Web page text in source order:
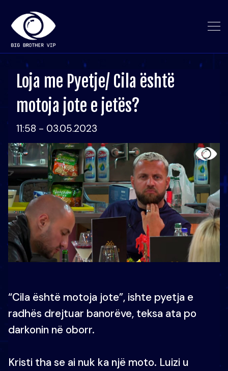
Loja me Pyetje/ Cila është
motoja jote e jetës?
11:58 - 03.05.2023
“Cila është motoja jote”, ishte pyetja e
radhës drejtuar banorëve, teksa ata po
darkonin në oborr.
Kristi tha se ai nuk ka një moto. Luizi u